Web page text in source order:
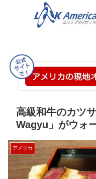
高級和牛のカツ
Wagyu」がウォ
アメリカ